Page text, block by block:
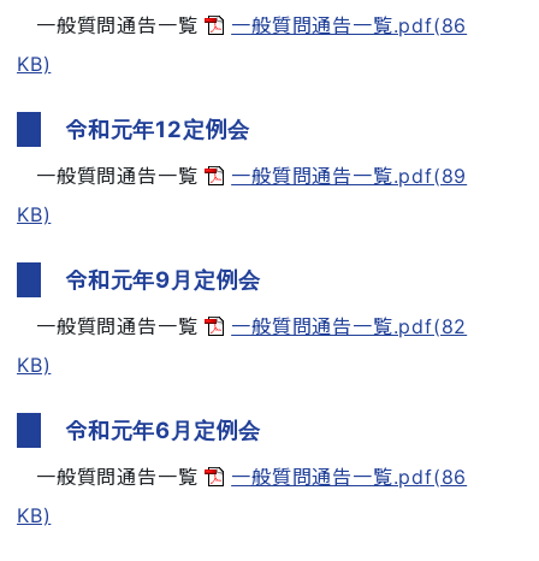
一般質問通告一覧
一般質問通告一覧.pdf(86
KB)
令和元年12定例会
一般質問通告一覧
一般質問通告一覧.pdf(89
KB)
令和元年9月定例会
一般質問通告一覧
一般質問通告一覧.pdf(82
KB)
令和元年6月定例会
一般質問通告一覧
一般質問通告一覧.pdf(86
KB)